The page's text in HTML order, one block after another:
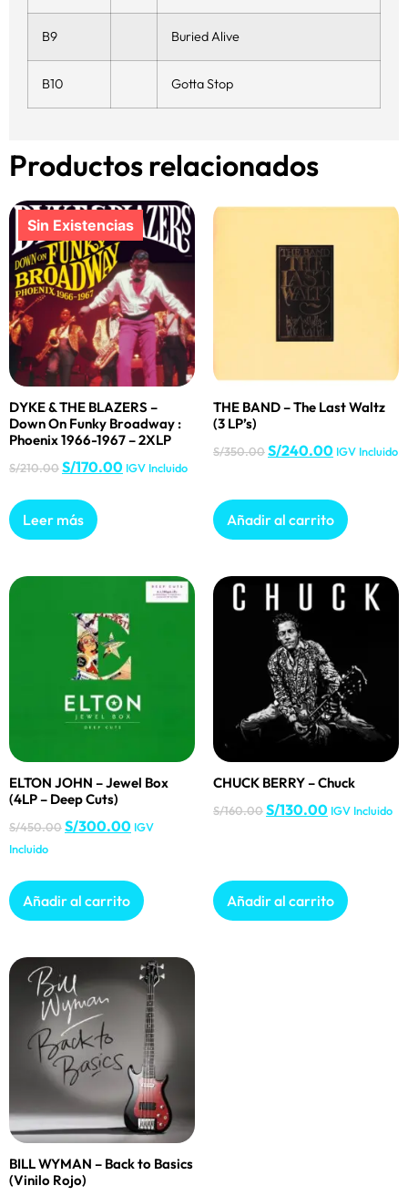
B9 Buried Alive
B10 Gotta Stop
Productos relacionados
DYKE & THE BLAZERS –
Down On Funky Broadway :
Phoenix 1966-1967 – 2XLP
S/210.00S/170.00 IGV Incluido
Leer más
THE BAND – The Last Waltz
(3 LP’s)
S/350.00S/240.00 IGV Incluido
Añadir al carrito
ELTON JOHN – Jewel Box
(4LP – Deep Cuts)
S/450.00S/300.00 IGV
Incluido
Añadir al carrito
CHUCK BERRY – Chuck
S/160.00S/130.00 IGV Incluido
Añadir al carrito
BILL WYMAN – Back to Basics
(Vinilo Rojo)